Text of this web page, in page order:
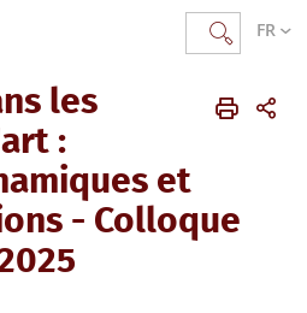
FR
activités
les
:
et
- Colloque